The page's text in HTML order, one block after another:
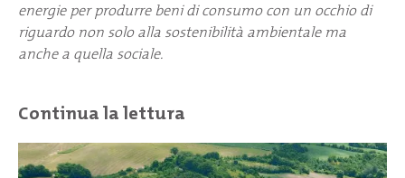
energie per produrre beni di consumo con un occhio di
riguardo non solo alla sostenibilità ambientale ma
anche a quella sociale.
Continua la lettura